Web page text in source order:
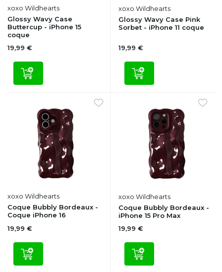
xoxo Wildhearts
Glossy Wavy Case
Buttercup - iPhone 15
coque
19,99 €
xoxo Wildhearts
Glossy Wavy Case Pink
Sorbet - iPhone 11 coque
19,99 €
xoxo Wildhearts
Coque Bubbly Bordeaux -
Coque iPhone 16
19,99 €
xoxo Wildhearts
Coque Bubbly Bordeaux -
iPhone 15 Pro Max
19,99 €